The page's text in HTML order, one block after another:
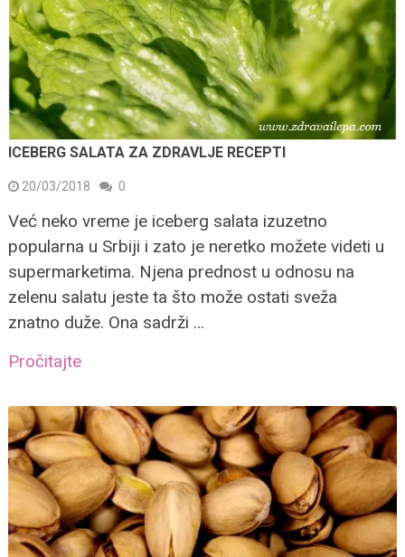
ICEBERG SALATA ZA ZDRAVLJE RECEPTI
20/03/2018 0
Već neko vreme je iceberg salata izuzetno
popularna u Srbiji i zato je neretko možete videti u
supermarketima. Njena prednost u odnosu na
zelenu salatu jeste ta što može ostati sveža
znatno duže. Ona sadrži …
Pročitajte